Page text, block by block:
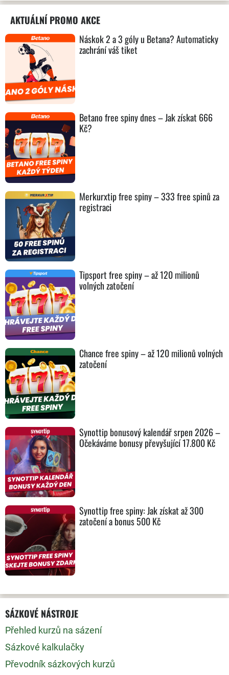
AKTUÁLNÍ PROMO AKCE
Náskok 2 a 3 góly u Betana? Automaticky
zachrání váš tiket
Betano free spiny dnes – Jak získat 666
Kč?
Merkurxtip free spiny – 333 free spinů za
registraci
Tipsport free spiny – až 120 milionů
volných zatočení
Chance free spiny – až 120 milionů volných
zatočení
Synottip bonusový kalendář srpen 2026 –
Očekáváme bonusy převyšující 17.800 Kč
Synottip free spiny: Jak získat až 300
zatočení a bonus 500 Kč
SÁZKOVÉ NÁSTROJE
Přehled kurzů na sázení
Sázkové kalkulačky
Převodník sázkových kurzů